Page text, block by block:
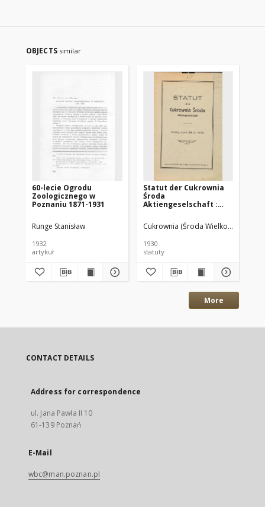
OBJECTS similar
60-lecie Ogrodu
Zoologicznego w
Poznaniu 1871-1931
Runge Stanisław
1932
artykuł
Statut der Cukrownia
Środa
Aktiengeselschaft :
Cukrownia (Środa Wielkopolska)
1930
statuty
More
CONTACT DETAILS
Address for correspondence
ul. Jana Pawła II 10
61-139 Poznań
E-Mail
wbc@man.poznan.pl